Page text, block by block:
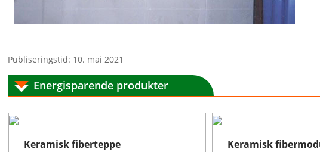
Publiseringstid: 10. mai 2021
Energisparende produkter
Keramisk fiberteppe Keramisk